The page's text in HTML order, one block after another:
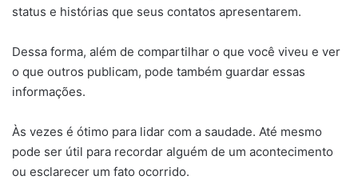
status e histórias que seus contatos apresentarem.
Dessa forma, além de compartilhar o que você viveu e ver
o que outros publicam, pode também guardar essas
informações.
Às vezes é ótimo para lidar com a saudade. Até mesmo
pode ser útil para recordar alguém de um acontecimento
ou esclarecer um fato ocorrido.